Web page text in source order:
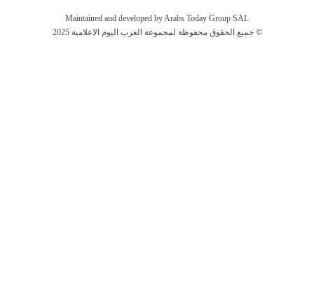
Maintained and developed by Arabs Today Group SAL
جميع الحقوق محفوظة لمجموعة العرب اليوم الاعلامية 2025 ©